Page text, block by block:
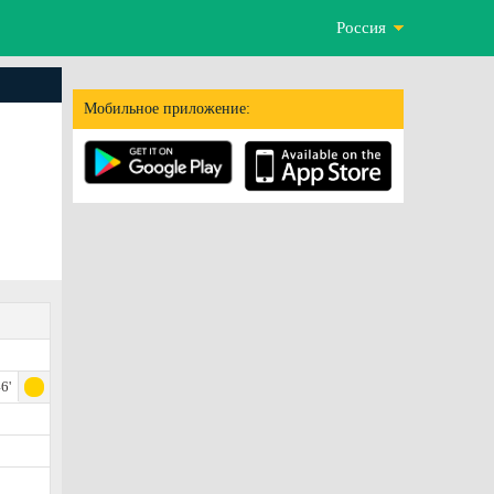
Россия
Мобильное приложение: